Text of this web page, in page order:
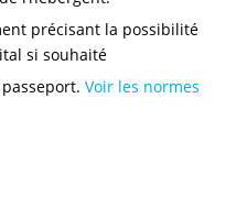
précisant la possibilité
si souhaité
Voir les normes